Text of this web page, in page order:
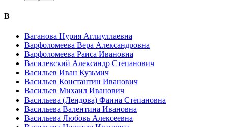
В
Ваганова Нурия Аглиуллаевна
Варфоломеева Вера Александровна
Варфоломеева Раиса Ивановна
Василевский Александр Степанович
Васильев Иван Кузьмич
Васильев Константин Иванович
Васильев Михаил Иванович
Васильева (Лендова) Фаина Степановна
Васильева Валентина Ивановна
Васильева Любовь Алексеевна